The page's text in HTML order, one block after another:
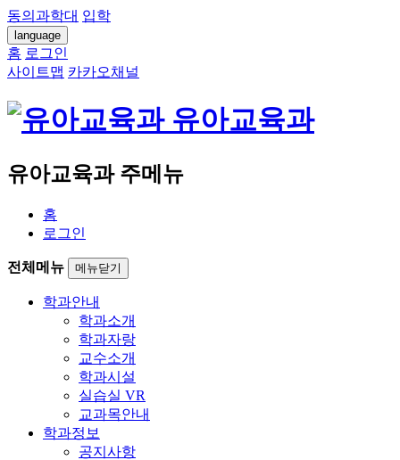
동의과학대 입학
language
홈 로그인
사이트맵 카카오채널
유아교육과
유아교육과 주메뉴
홈
로그인
전체메뉴 메뉴닫기
학과안내
학과소개
학과자랑
교수소개
학과시설
실습실 VR
교과목안내
학과정보
공지사항